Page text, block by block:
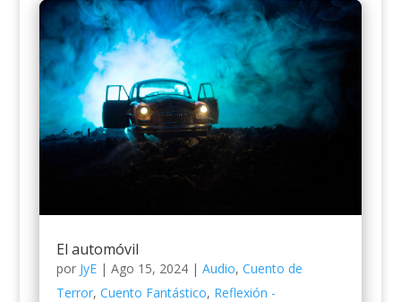
El automóvil
por JyE| Ago 15, 2024| Audio, Cuento de
Terror, Cuento Fantástico, Reflexión -